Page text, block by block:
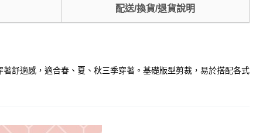
配送/換貨/退貨說明
舒適感，適合春、夏、秋三季穿著。基礎版型剪裁，易於搭配各式